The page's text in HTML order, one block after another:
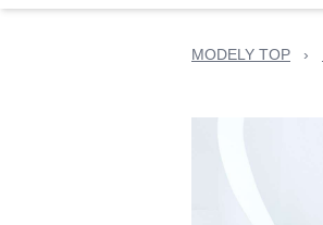
MODELY TOP ›